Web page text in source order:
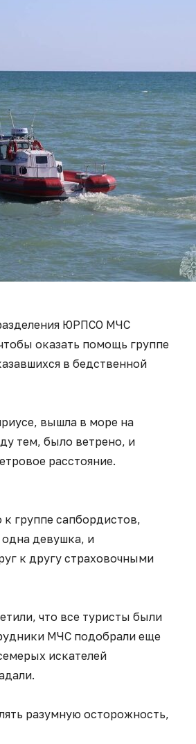
ЮРПСО МЧС
оказать помощь группе
в бедственной
вышла в море на
тем, было ветрено, и
расстояние.
группе сапбордистов,
девушка, и
к другу страховочными
что все туристы были
МЧС подобрали еще
искателей
разумную осторожность,